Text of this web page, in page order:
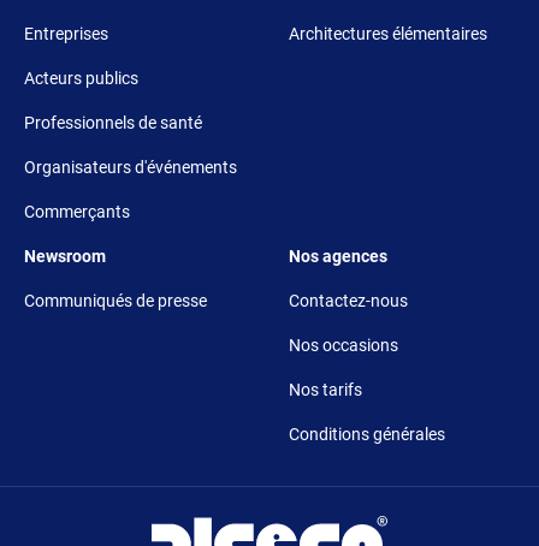
Entreprises
Acteurs publics
Professionnels de santé
Organisateurs d'événements
Commerçants
Architectures élémentaires
Footer 5
Newsroom
Communiqués de presse
Footer 6
Nos agences
Contactez-nous
Nos occasions
Nos tarifs
Conditions générales